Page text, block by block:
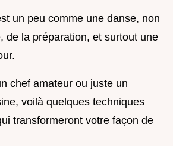
un peu comme une danse, non
de la préparation, et surtout une
chef amateur ou juste un
voilà quelques techniques
transformeront votre façon de